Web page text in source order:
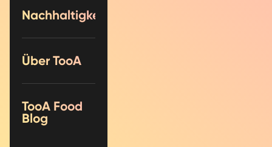
Nachhaltigkeit
Über TooA
TooA Food
Blog